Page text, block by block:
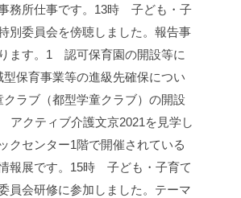
所仕事です。 13時 子ども・子
別委員会を傍聴しました。 報告事
ます。 1 認可保育園の開設等に
保育事業等の進級先確保につい
ラブ（都型学童クラブ）の開設
アクティブ介護文京2021を見学し
クセンター1階で開催されている
報展です。 15時 子ども・子育て
員会研修に参加しました。テーマ